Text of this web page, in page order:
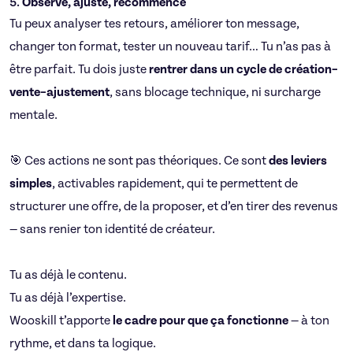
Tu peux analyser tes retours, améliorer ton message,
changer ton format, tester un nouveau tarif… Tu n’as pas à
être parfait. Tu dois justerentrer dans un cycle de création–
vente–ajustement, sans blocage technique, ni surcharge
mentale.
🎯 Ces actions ne sont pas théoriques. Ce sontdes leviers
simples, activables rapidement, qui te permettent de
structurer une offre, de la proposer, et d’en tirer des revenus
— sans renier ton identité de créateur.
Tu as déjà le contenu.
Tu as déjà l’expertise.
Wooskill t’apportele cadre pour que ça fonctionne— à ton
rythme, et dans ta logique.